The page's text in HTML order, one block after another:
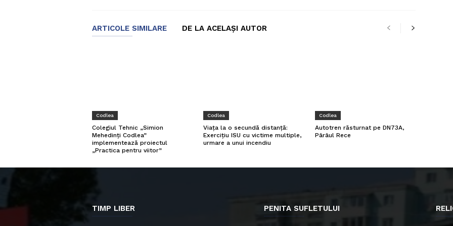
ARTICOLE SIMILARE DE LA ACELAȘI AUTOR
Codlea
Colegiul Tehnic „Simion
Mehedinți Codlea”
implementează proiectul
„Practica pentru viitor”
Codlea
Viața la o secundă distanță:
Exercițiu ISU cu victime multiple,
urmare a unui incendiu
Codlea
Autotren răsturnat pe DN73A,
Pârâul Rece
TIMP LIBER PENITA SUFLETULUI